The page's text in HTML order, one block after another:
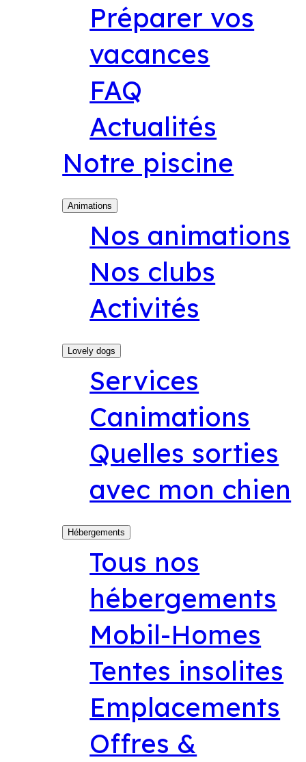
Préparer vos
vacances
FAQ
Actualités
Notre piscine
Animations
Nos animations
Nos clubs
Activités
Lovely dogs
Services
Canimations
Quelles sorties
avec mon chien
Hébergements
Tous nos
hébergements
Mobil-Homes
Tentes insolites
Emplacements
Offres &